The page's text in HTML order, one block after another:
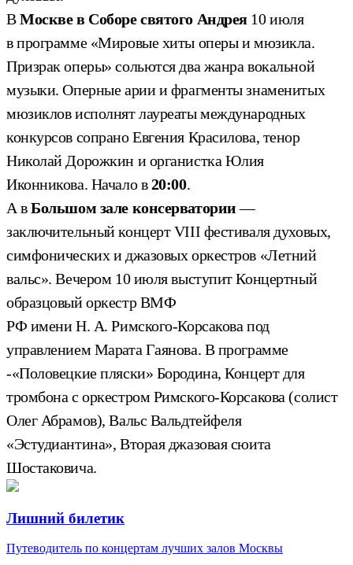
ВМоскве в Соборе святого Андрея10 июля
в программе «Мировые хиты оперы и мюзикла.
Призрак оперы» сольются два жанра вокальной
музыки. Оперные арии и фрагменты знаменитых
мюзиклов исполнят лауреаты международных
конкурсов сопрано Евгения Красилова, тенор
Николай Дорожкин и органистка Юлия
Иконникова. Начало в20:00.
А вБольшом зале консерватории—
заключительный концерт VIII фестиваля духовых,
симфонических и джазовых оркестров «Летний
вальс». Вечером 10 июля выступит Концертный
образцовый оркестр ВМФ
РФ имени Н. А. Римского-Корсакова под
управлением Марата Гаянова. В программе
-«Половецкие пляски» Бородина, Концерт для
тромбона с оркестром Римского-Корсакова (солист
Олег Абрамов), Вальс Вальдтейфеля
«Эстудиантина», Вторая джазовая сюита
Шостаковича.
Лишний билетик
Путеводитель по концертам лучших залов Москвы